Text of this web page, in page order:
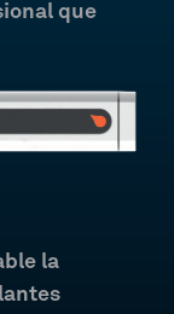
que
la